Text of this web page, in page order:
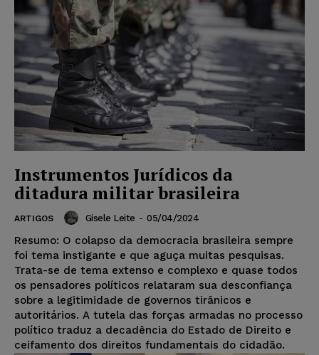
Instrumentos Jurídicos da
ditadura militar brasileira
ARTIGOS Gisele Leite - 05/04/2024
Resumo: O colapso da democracia brasileira sempre
foi tema instigante e que aguça muitas pesquisas.
Trata-se de tema extenso e complexo e quase todos
os pensadores políticos relataram sua desconfiança
sobre a legitimidade de governos tirânicos e
autoritários. A tutela das forças armadas no processo
político traduz a decadência do Estado de Direito e
ceifamento dos direitos fundamentais do cidadão.